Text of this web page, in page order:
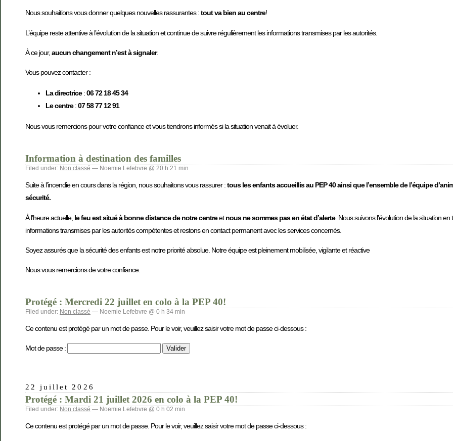
Nous souhaitions vous donner quelques nouvelles rassurantes :tout va bien au centre!
L’équipe reste attentive à l’évolution de la situation et continue de suivre régulièrement les informations transmises par les autorités.
À ce jour, aucun changement n’est à signaler.
Vous pouvez contacter :
La directrice:06 72 18 45 34
Le centre:07 58 77 12 91
Nous vous remercions pour votre confiance et vous tiendrons informés si la situation venait à évoluer.
Information à destination des familles
Filed under: Non classé — Noemie Lefebvre @ 20 h 21 min
Suite à l’incendie en cours dans la région, nous souhaitons vous rassurer :tous les enfants accueillis au PEP 40 ainsi que l’ensemble de l’équipe
sécurité.
À l’heure actuelle, le feu est situé à bonne distance de notre centreetnous ne sommes pas en état d’alerte. Nous suivons l’évolution de la situation
informations transmises par les autorités compétentes et restons en contact permanent avec les services concernés.
Soyez assurés que la sécurité des enfants est notre priorité absolue. Notre équipe est pleinement mobilisée, vigilante et réactive
Nous vous remercions de votre confiance.
Protégé : Mercredi 22 juillet en colo à la PEP 40!
Filed under: Non classé — Noemie Lefebvre @ 0 h 34 min
Ce contenu est protégé par un mot de passe. Pour le voir, veuillez saisir votre mot de passe ci-dessous :
Mot de passe :
22 juillet 2026
Protégé : Mardi 21 juillet 2026 en colo à la PEP 40!
Filed under: Non classé — Noemie Lefebvre @ 0 h 02 min
Ce contenu est protégé par un mot de passe. Pour le voir, veuillez saisir votre mot de passe ci-dessous :